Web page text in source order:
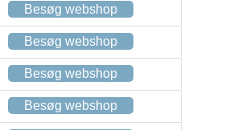
Besøg webshop
Besøg webshop
Besøg webshop
Besøg webshop